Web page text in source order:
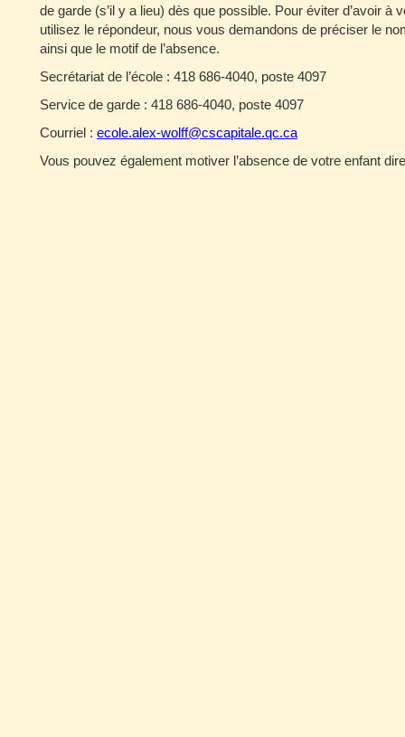
de garde (s’il y a lieu) dès que possible. Pour éviter d’avoir à
utilisez le répondeur, nous vous demandons de préciser le
ainsi que le motif de l’absence.
Secrétariat de l’école : 418 686-4040, poste 4097
Service de garde : 418 686-4040, poste 4097
Courriel : ecole.alex-wolff@cscapitale.qc.ca
Vous pouvez également motiver l’absence de votre enfant